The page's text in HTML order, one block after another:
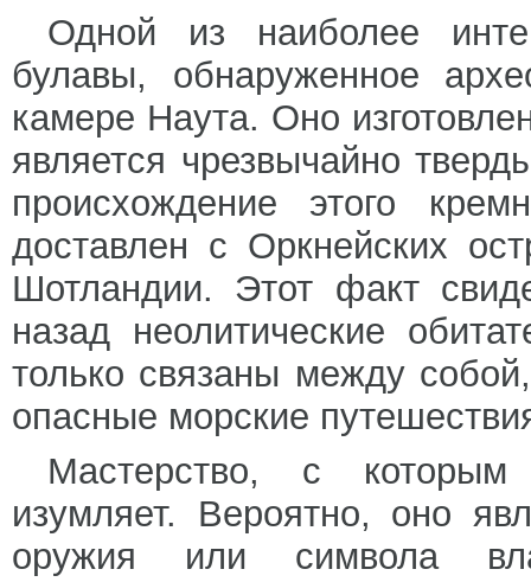
Одной из наиболее
булавы, обнаруженное
камере Наута. Оно
является чрезвычайно
происхождение этого
доставлен с Оркнейских
Шотландии. Этот факт
назад неолитические
только связаны между
опасные морские
Мастерство, с которым
изумляет. Вероятно, оно
оружия или символа